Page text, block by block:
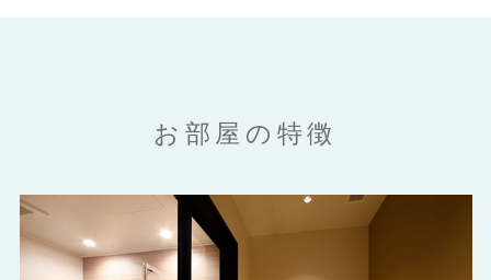
お部屋の特徴